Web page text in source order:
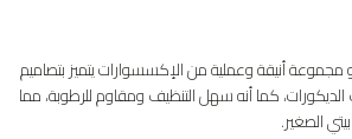
أنيقة وعملية من الإكسسوارات يتميز بتصاميم
كما أنه سهل التنظيف ومقاوم للرطوبة، مما
الصغير.